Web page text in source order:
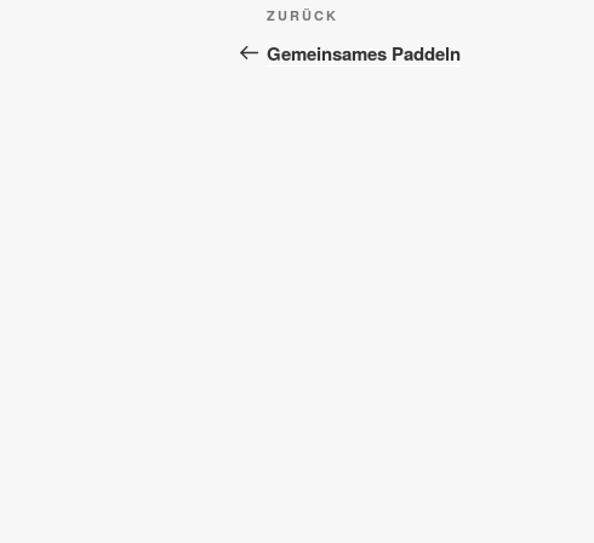
Vorheriger
Beitrag
ZURÜCK
Gemeinsames Paddeln